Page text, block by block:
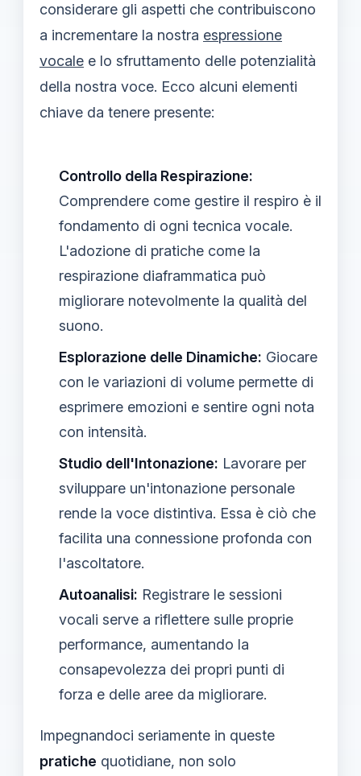
considerare gli aspetti che contribuiscono
a incrementare la nostra espressione
vocale e lo sfruttamento delle potenzialità
della nostra voce. Ecco alcuni elementi
chiave da tenere presente:
Controllo della Respirazione:
Comprendere come gestire il respiro è il
fondamento di ogni tecnica vocale.
L'adozione di pratiche come la
respirazione diaframmatica può
migliorare notevolmente la qualità del
suono.
Esplorazione delle Dinamiche: Giocare
con le variazioni di volume permette di
esprimere emozioni e sentire ogni nota
con intensità.
Studio dell'Intonazione: Lavorare per
sviluppare un'intonazione personale
rende la voce distintiva. Essa è ciò che
facilita una connessione profonda con
l'ascoltatore.
Autoanalisi: Registrare le sessioni
vocali serve a riflettere sulle proprie
performance, aumentando la
consapevolezza dei propri punti di
forza e delle aree da migliorare.
Impegnandoci seriamente in queste
pratiche quotidiane, non solo